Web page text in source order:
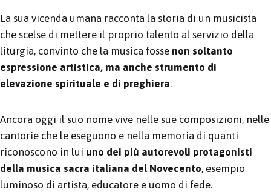
La sua vicenda umana racconta la storia di un musicista
che scelse di mettere il proprio talento al servizio della
liturgia, convinto che la musica fosse non soltanto
espressione artistica, ma anche strumento di
elevazione spirituale e di preghiera.
Ancora oggi il suo nome vive nelle sue composizioni, nelle
cantorie che le eseguono e nella memoria di quanti
riconoscono in lui uno dei più autorevoli protagonisti
della musica sacra italiana del Novecento, esempio
luminoso di artista, educatore e uomo di fede.